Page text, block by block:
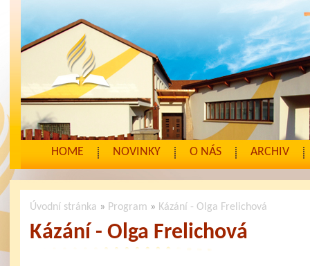
HOME NOVINKY O NÁS ARCHIV
Úvodní stránka » Program » Kázání - Olga Frelichová
Kázání - Olga Frelichová